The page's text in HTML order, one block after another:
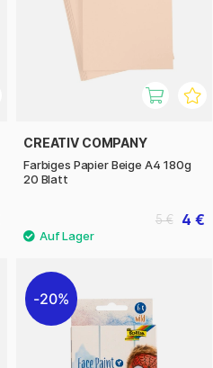
CREATIV COMPANY
Farbiges Papier Beige A4 180g
20 Blatt
4 €
5 €
20%